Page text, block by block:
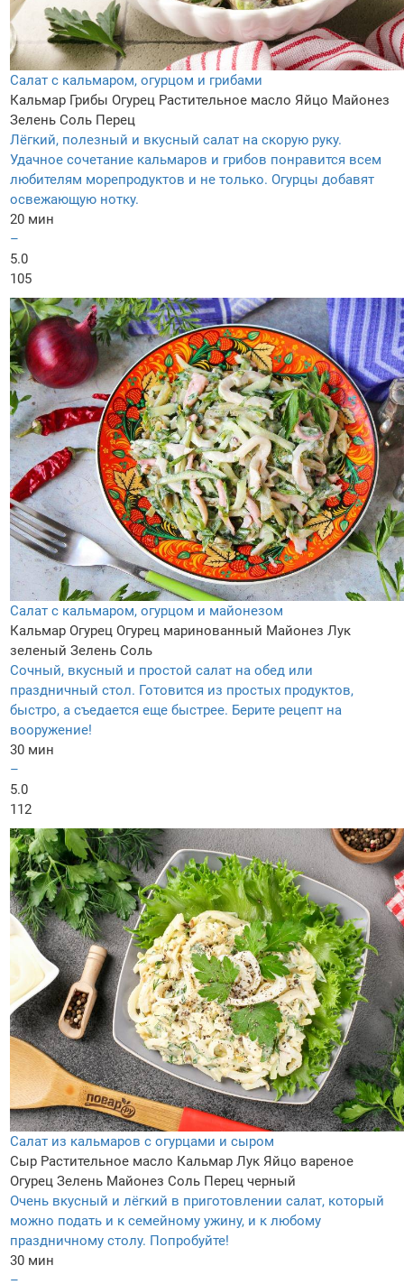
Салат с кальмаром, огурцом и грибами
Кальмар Грибы Огурец Растительное масло Яйцо Майонез
Зелень Соль Перец
Лёгкий, полезный и вкусный салат на скорую руку.
Удачное сочетание кальмаров и грибов понравится всем
любителям морепродуктов и не только. Огурцы добавят
освежающую нотку.
20 мин
–
5.0
105
Салат с кальмаром, огурцом и майонезом
Кальмар Огурец Огурец маринованный Майонез Лук
зеленый Зелень Соль
Сочный, вкусный и простой салат на обед или
праздничный стол. Готовится из простых продуктов,
быстро, а съедается еще быстрее. Берите рецепт на
вооружение!
30 мин
–
5.0
112
Салат из кальмаров с огурцами и сыром
Сыр Растительное масло Кальмар Лук Яйцо вареное
Огурец Зелень Майонез Соль Перец черный
Очень вкусный и лёгкий в приготовлении салат, который
можно подать и к семейному ужину, и к любому
праздничному столу. Попробуйте!
30 мин
–